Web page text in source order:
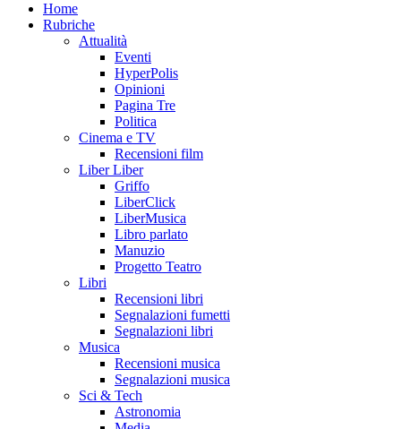
Home
Rubriche
Attualità
Eventi
HyperPolis
Opinioni
Pagina Tre
Politica
Cinema e TV
Recensioni film
Liber Liber
Griffo
LiberClick
LiberMusica
Libro parlato
Manuzio
Progetto Teatro
Libri
Recensioni libri
Segnalazioni fumetti
Segnalazioni libri
Musica
Recensioni musica
Segnalazioni musica
Sci & Tech
Astronomia